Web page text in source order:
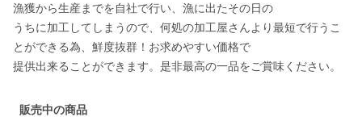
漁獲から生産までを自社で行い、漁に出たその日の
うちに加工してしまうので、何処の加工屋さんより最短で行うこ
とができる為、鮮度抜群！お求めやすい価格で
提供出来ることができます。是非最高の一品をご賞味ください。
販売中の商品